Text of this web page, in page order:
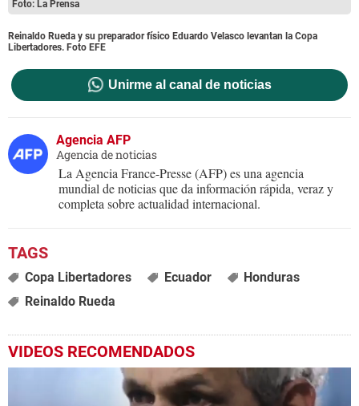
Foto: La Prensa
Reinaldo Rueda y su preparador físico Eduardo Velasco levantan la Copa
Libertadores. Foto EFE
Unirme al canal de noticias
Agencia AFP
Agencia de noticias
La Agencia France-Presse (AFP) es una agencia
mundial de noticias que da información rápida, veraz y
completa sobre actualidad internacional.
Copa Libertadores Ecuador
Honduras
Reinaldo Rueda
VIDEOS RECOMENDADOS